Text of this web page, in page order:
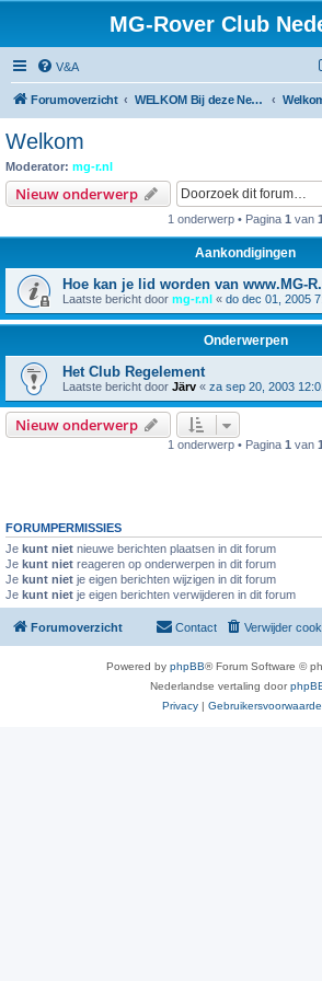
MG-Rover Club
V&A
Forumoverzicht WELKOM Bij deze Nederlandse Online MG-Roverclub
Welkom
Moderator: mg-r.nl
Nieuw onderwerp
1 onderwerp • Pagina 1 van 1
Aankondigingen
Hoe kan je lid worden van www.MG-
Laatste bericht door mg-r.nl « do dec 01, 2005
Onderwerpen
Het Club Regelement
Laatste bericht door Järv « za sep 20, 2003
Nieuw onderwerp
1 onderwerp • Pagina 1 van 1
FORUMPERMISSIES
Je kunt niet nieuwe berichten plaatsen in dit forum
Je kunt niet reageren op onderwerpen in dit forum
Je kunt niet je eigen berichten wijzigen in dit forum
Je kunt niet je eigen berichten verwijderen in dit forum
Forumoverzicht Verwijder
Contact
Powered by phpBB® Forum Software ©
Nederlandse vertaling door
Privacy |